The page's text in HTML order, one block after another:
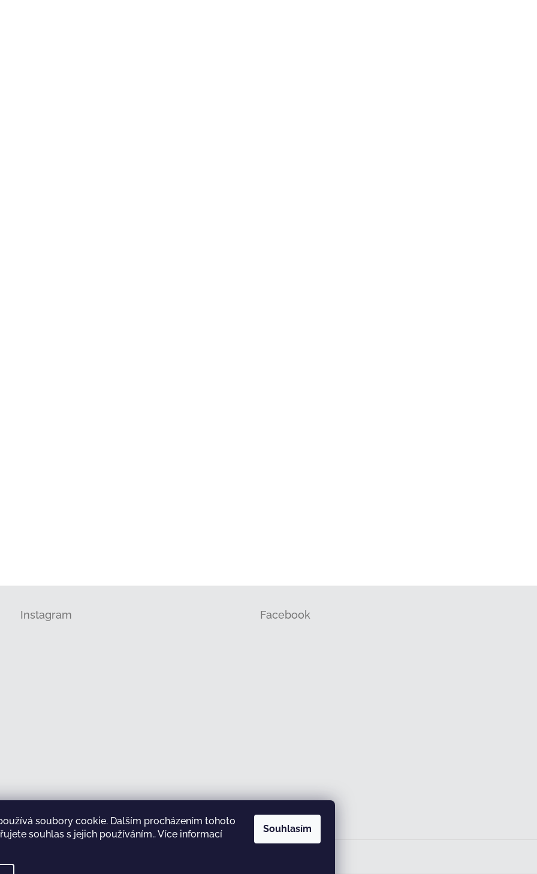
soubory cookie. Dalším procházením tohoto
souhlas s jejich používáním.. Více informací
Souhlasím
Instagram
Sledovat na Instagramu
Facebook